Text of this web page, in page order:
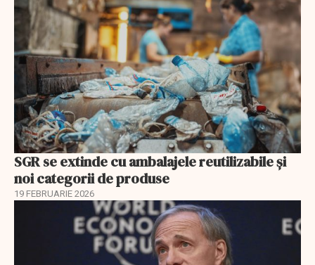
SGR se extinde cu ambalajele reutilizabile și
noi categorii de produse
19 FEBRUARIE 2026